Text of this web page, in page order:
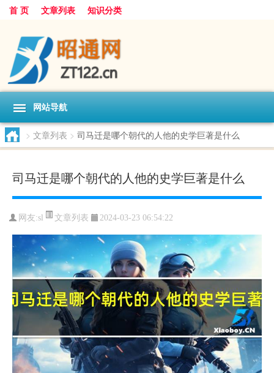
首 页 文章列表 知识分类
网站导航
> 文章列表 > 司马迁是哪个朝代的人他的史学巨著是什么
司马迁是哪个朝代的人他的史学巨著是什么
网友:sl 文章列表 2024-03-23 06:54:22